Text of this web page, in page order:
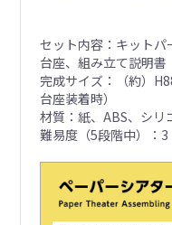
セット内容：キットパ
台座、組み立て説明書
完成サイズ：（約）
台座装着時）
材質：紙、ABS、シリ
難易度（5段階中）：3